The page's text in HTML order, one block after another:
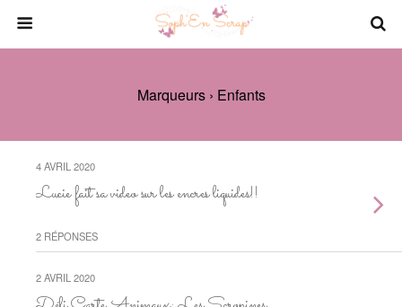
Marqueurs › Enfants
4 AVRIL 2020
Lucie fait sa video sur les encres liquides!!
2 RÉPONSES
2 AVRIL 2020